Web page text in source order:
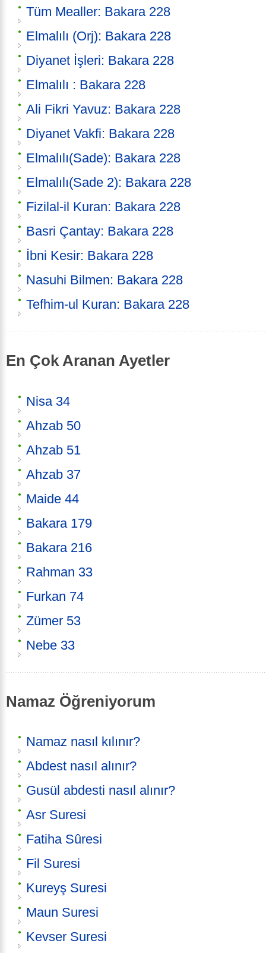
Tüm Mealler: Bakara 228
Elmalılı (Orj): Bakara 228
Diyanet İşleri: Bakara 228
Elmalılı : Bakara 228
Ali Fikri Yavuz: Bakara 228
Diyanet Vakfi: Bakara 228
Elmalılı(Sade): Bakara 228
Elmalılı(Sade 2): Bakara 228
Fizilal-il Kuran: Bakara 228
Basri Çantay: Bakara 228
İbni Kesir: Bakara 228
Nasuhi Bilmen: Bakara 228
Tefhim-ul Kuran: Bakara 228
En Çok Aranan Ayetler
Nisa 34
Ahzab 50
Ahzab 51
Ahzab 37
Maide 44
Bakara 179
Bakara 216
Rahman 33
Furkan 74
Zümer 53
Nebe 33
Namaz Öğreniyorum
Namaz nasıl kılınır?
Abdest nasıl alınır?
Gusül abdesti nasıl alınır?
Asr Suresi
Fatiha Sûresi
Fil Suresi
Kureyş Suresi
Maun Suresi
Kevser Suresi